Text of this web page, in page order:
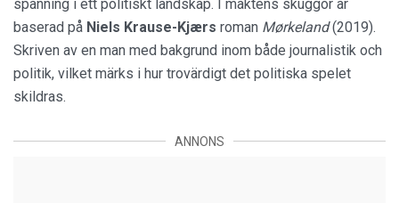
spänning i ett politiskt landskap. I maktens skuggor är
baserad på Niels Krause-Kjærs roman Mørkeland(2019).
Skriven av en man med bakgrund inom både journalistik och
politik, vilket märks i hur trovärdigt det politiska spelet
skildras.
ANNONS